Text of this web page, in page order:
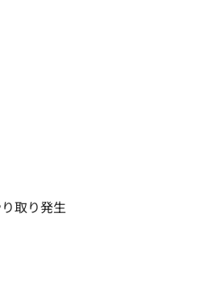
取り発生